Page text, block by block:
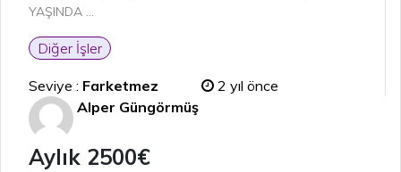
YAŞINDA ...
Diğer İşler
Seviye : Farketmez
2 yıl önce
Alper Güngörmüş
Aylık 2500€